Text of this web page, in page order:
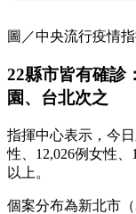
圖／中央流行疫情
22縣市皆有確診
園、台北次之
指揮中心表示，今
性、12,026例女性
以上。
個案分布為新北市